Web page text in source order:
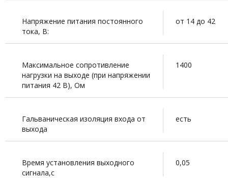
Напряжение питания постоянного
тока, В:
от 14 до 42
Максимальное сопротивление
нагрузки на выходе (при напряжении
питания 42 В), Ом
1400
Гальваническая изоляция входа от
выхода
есть
Время установления выходного
сигнала,с
0,05